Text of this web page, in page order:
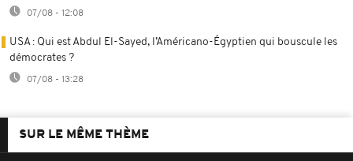
07/08 - 12:08
USA : Qui est Abdul El-Sayed, l’Américano-Égyptien qui bouscule les
démocrates ?
07/08 - 13:28
SUR LE MÊME THÈME